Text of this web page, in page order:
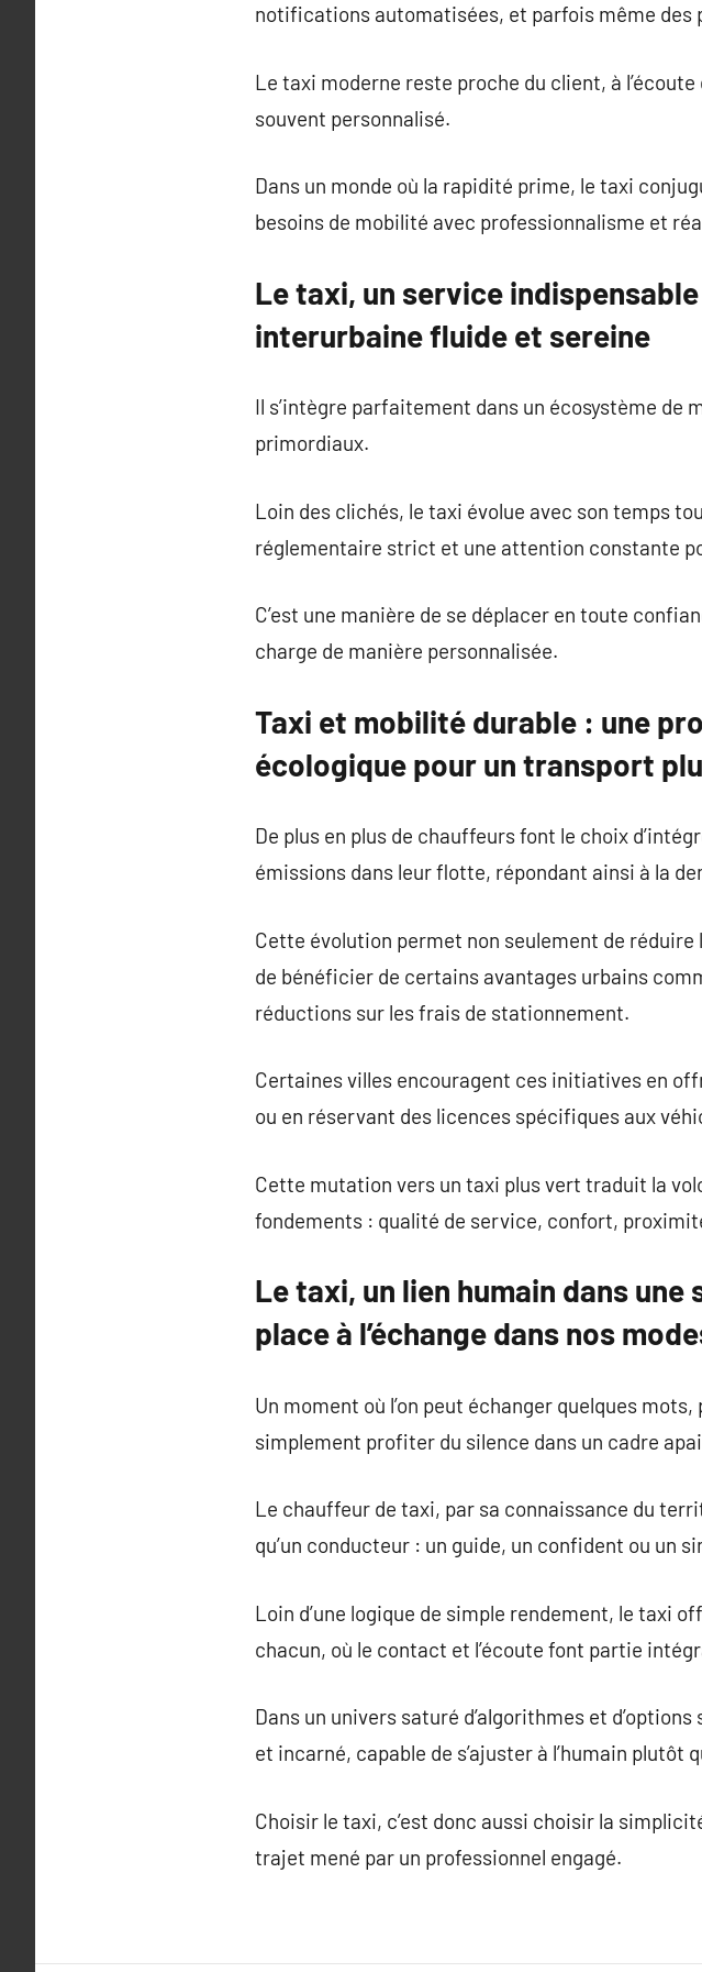
notifications automatisées, et parfois même des
Le taxi moderne reste proche du client, à
souvent personnalisé.
Dans un monde où la rapidité prime, le taxi
besoins de mobilité avec professionnalisme et
Le taxi, un service
interurbaine fluide et sereine
Il s’intègre parfaitement dans un écosystème
primordiaux.
Loin des clichés, le taxi évolue avec son temps
réglementaire strict et une attention constante
C’est une manière de se déplacer en toute
charge de manière personnalisée.
Taxi et mobilité durable : une
écologique pour un transport
De plus en plus de chauffeurs font le choix
émissions dans leur flotte, répondant ainsi à la
Cette évolution permet non seulement de réduire
de bénéficier de certains avantages urbains
réductions sur les frais de stationnement.
Certaines villes encouragent ces initiatives en
ou en réservant des licences spécifiques aux
Cette mutation vers un taxi plus vert traduit la
fondements : qualité de service, confort,
Le taxi, un lien humain dans
place à l’échange dans nos
Un moment où l’on peut échanger quelques
simplement profiter du silence dans un cadre
Le chauffeur de taxi, par sa connaissance du
qu’un conducteur : un guide, un confident ou un
Loin d’une logique de simple rendement, le taxi
chacun, où le contact et l’écoute font partie
Dans un univers saturé d’algorithmes et
et incarné, capable de s’ajuster à l’humain plutôt
Choisir le taxi, c’est donc aussi choisir la
trajet mené par un professionnel engagé.